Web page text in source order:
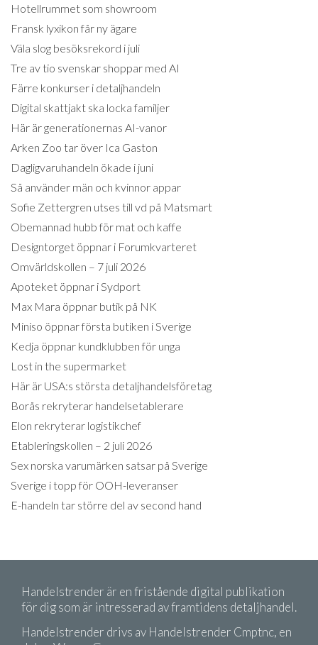
Hotellrummet som showroom
Fransk lyxikon får ny ägare
Väla slog besöksrekord i juli
Tre av tio svenskar shoppar med AI
Färre konkurser i detaljhandeln
Digital skattjakt ska locka familjer
Här är generationernas AI-vanor
Arken Zoo tar över Ica Gaston
Dagligvaruhandeln ökade i juni
Så använder män och kvinnor appar
Sofie Zettergren utses till vd på Matsmart
Obemannad hubb för mat och kaffe
Designtorget öppnar i Forumkvarteret
Omvärldskollen – 7 juli 2026
Apoteket öppnar i Sydport
Max Mara öppnar butik på NK
Miniso öppnar första butiken i Sverige
Kedja öppnar kundklubben för unga
Lost in the supermarket
Här är USA:s största detaljhandelsföretag
Borås rekryterar handelsetablerare
Elon rekryterar logistikchef
Etableringskollen – 2 juli 2026
Sex norska varumärken satsar på Sverige
Sverige i topp för OOH-leveranser
E-handeln tar större del av second hand
Handelstrender är en fristående digital publikation
för dig som är intresserad av framtidens detaljhandel.
Handelstrender drivs av Handelstrender Cmptnc, en